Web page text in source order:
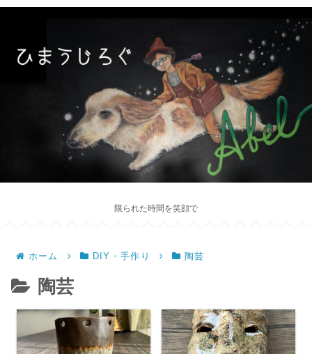
限られた時間を笑顔で
ホーム DIY・手作り 陶芸
陶芸